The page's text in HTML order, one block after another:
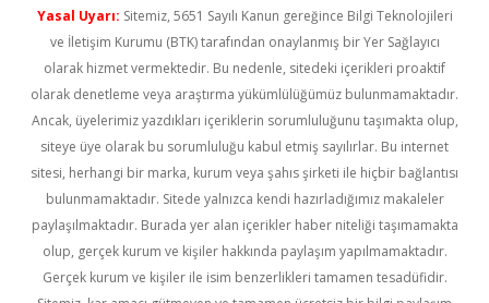
Yasal Uyarı: Sitemiz, 5651 Sayılı Kanun gereğince Bilgi Teknolojileri
ve İletişim Kurumu (BTK) tarafından onaylanmış bir Yer Sağlayıcı
olarak hizmet vermektedir. Bu nedenle, sitedeki içerikleri proaktif
olarak denetleme veya araştırma yükümlülüğümüz bulunmamaktadır.
Ancak, üyelerimiz yazdıkları içeriklerin sorumluluğunu taşımakta olup,
siteye üye olarak bu sorumluluğu kabul etmiş sayılırlar. Bu internet
sitesi, herhangi bir marka, kurum veya şahıs şirketi ile hiçbir bağlantısı
bulunmamaktadır. Sitede yalnızca kendi hazırladığımız makaleler
paylaşılmaktadır. Burada yer alan içerikler haber niteliği taşımamakta
olup, gerçek kurum ve kişiler hakkında paylaşım yapılmamaktadır.
Gerçek kurum ve kişiler ile isim benzerlikleri tamamen tesadüfidir.